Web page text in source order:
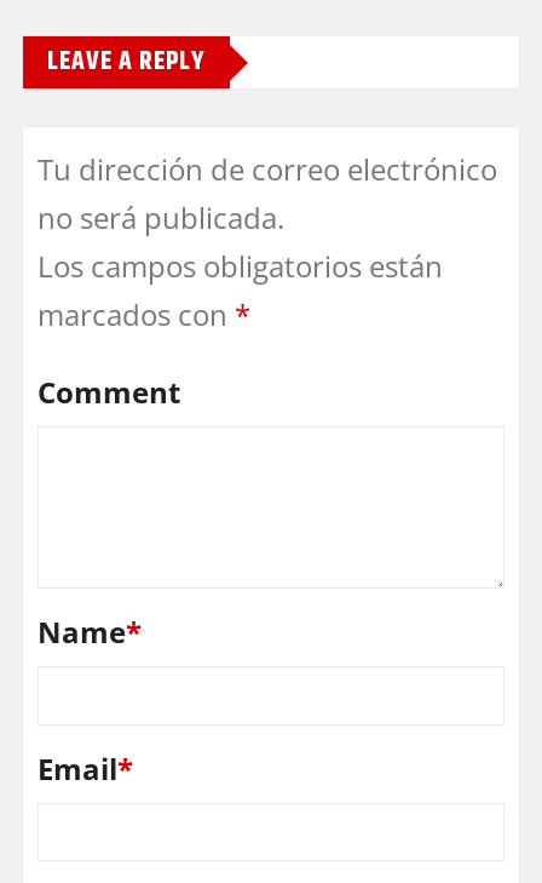
LEAVE A REPLY
Tu dirección de correo electrónico
no será publicada.
Los campos obligatorios están
marcados con *
Comment
Name*
Email*